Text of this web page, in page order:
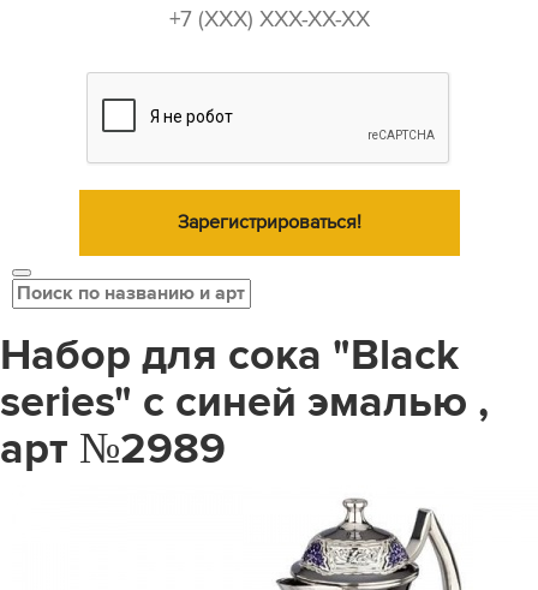
Зарегистрироваться!
Набор для сока "Black
series" с синей эмалью ,
арт №2989